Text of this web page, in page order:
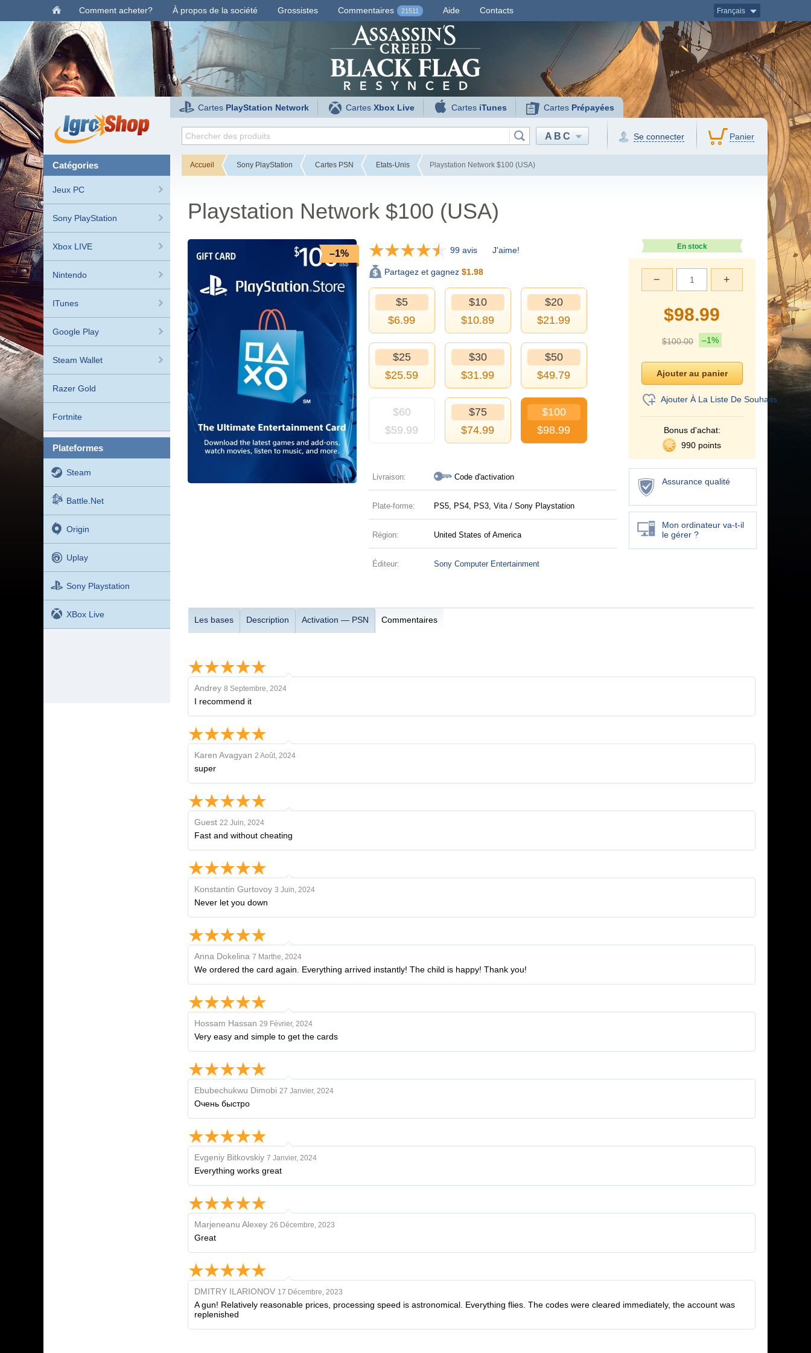
Comment acheter? À propos de la société Grossistes Commentaires 21511 Aide Contacts Français
Cartes PlayStation Network CartesXbox Live Cartes iTunes Cartes Prépayées
ABC Se connecter Panier
catégories
Jeux PC
Sony PlayStation
Xbox LIVE
Nintendo
ITunes
Google Play
Steam Wallet
Razer Gold
Fortnite
plateformes
Steam
Battle.net
Origin
Uplay
Sony Playstation
XBox Live
Accueil Sony PlayStation Cartes PSN Etats-Unis Playstation Network $100 (USA)
Playstation Network $100 (USA)
–1% 99 avis J'aime!
Partagez et gagnez $1.98
$5
$6.99
$10
$10.89
$20
$21.99
$25
$25.59
$30
$31.99
$50
$49.79
$60
$59.99
$75
$74.99
$100
$98.99
Livraison: Code d'activation
Plate-forme: PS5, PS4, PS3, Vita / Sony Playstation
Région: United States of America
Éditeur: Sony Computer Entertainment
En stock
+
−
$98.99
$100.00 –1%
Ajouter À La Liste De Souhaits
Bonus d'achat:
990 points
Assurance qualité
Mon ordinateur va-t-il
le gérer ?
Les bases Description Activation — PSN Commentaires
Andrey 8 Septembre, 2024
I recommend it
Karen Avagyan 2 Août, 2024
super
Guest 22 Juin, 2024
Fast and without cheating
Konstantin Gurtovoy 3 Juin, 2024
Never let you down
Anna Dokelina 7 Marthe, 2024
We ordered the card again. Everything arrived instantly! The child is happy! Thank you!
Hossam Hassan 29 Février, 2024
Very easy and simple to get the cards
Ebubechukwu Dimobi 27 Janvier, 2024
Очень быстро
Evgeniy Bitkovskiy 7 Janvier, 2024
Everything works great
Marjeneanu Alexey 26 Décembre, 2023
Great
DMITRY ILARIONOV 17 Décembre, 2023
A gun! Relatively reasonable prices, processing speed is astronomical. Everything flies. The codes were cleared immediately, the account was
replenished